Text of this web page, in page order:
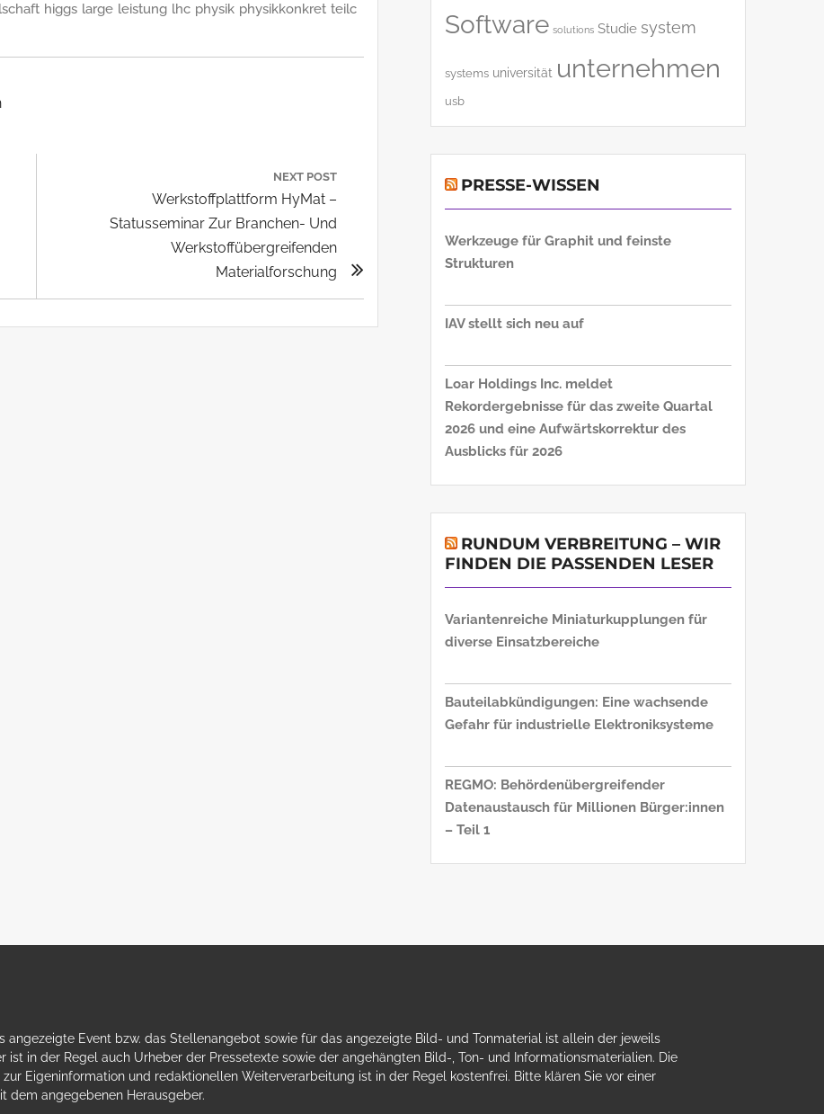
higgs large leistung lhc physik physikkonkret teilc
NEXT POST
Next
Post:
Werkstoffplattform HyMat –
Statusseminar Zur Branchen- Und
Werkstoffübergreifenden
Materialforschung
Software solutions Studie system
systems universität unternehmen
usb
PRESSE-WISSEN
Werkzeuge für Graphit und feinste
Strukturen
IAV stellt sich neu auf
Loar Holdings Inc. meldet
Rekordergebnisse für das zweite Quartal
2026 und eine Aufwärtskorrektur des
Ausblicks für 2026
RUNDUM VERBREITUNG – WIR
FINDEN DIE PASSENDEN LESER
Variantenreiche Miniaturkupplungen für
diverse Einsatzbereiche
Bauteilabkündigungen: Eine wachsende
Gefahr für industrielle Elektroniksysteme
REGMO: Behördenübergreifender
Datenaustausch für Millionen Bürger:innen
– Teil 1
angezeigte Event bzw. das Stellenangebot sowie für das angezeigte Bild- und Tonmaterial ist allein der jeweils
ist in der Regel auch Urheber der Pressetexte sowie der angehängten Bild-, Ton- und Informationsmaterialien. Die
Eigeninformation und redaktionellen Weiterverarbeitung ist in der Regel kostenfrei. Bitte klären Sie vor einer
dem angegebenen Herausgeber.